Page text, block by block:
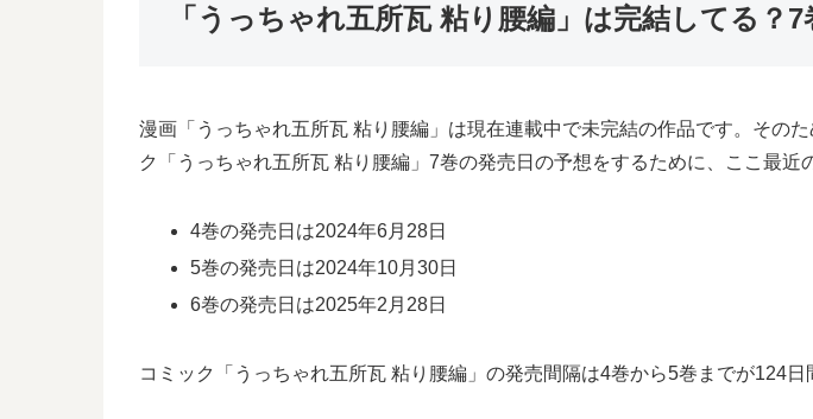
「うっちゃれ五所瓦 粘り腰編」は完結してる？
漫画「うっちゃれ五所瓦 粘り腰編」は現在連載中で未完結の作品です。その
ク「うっちゃれ五所瓦 粘り腰編」7巻の発売日の予想をするために、ここ最近
4巻の発売日は2024年6月28日
5巻の発売日は2024年10月30日
6巻の発売日は2025年2月28日
コミック「うっちゃれ五所瓦 粘り腰編」の発売間隔は4巻から5巻までが124